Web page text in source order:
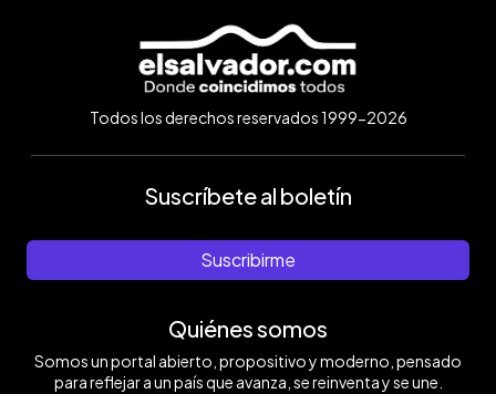
Todos los derechos reservados 1999-2026
Suscríbete al boletín
Suscribirme
Quiénes somos
Somos un portal abierto, propositivo y moderno, pensado
para reflejar a un país que avanza, se reinventa y se une.